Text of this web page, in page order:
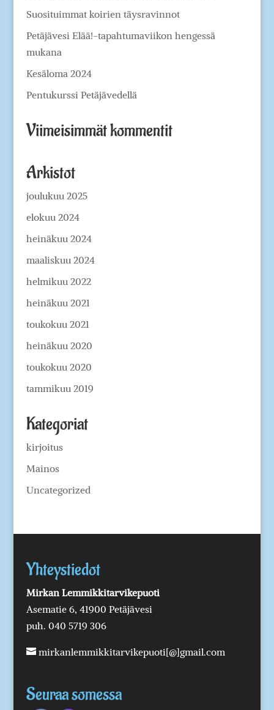
Suosituimmat koirien täysravinnot
Petäjävesi Elää!-tapahtumaviikon hengessä
mukana
Kesäloma 2024
Pentukurssi Petäjävedellä
Viimeisimmät kommentit
Arkistot
joulukuu 2025
elokuu 2024
heinäkuu 2024
maaliskuu 2024
helmikuu 2022
heinäkuu 2021
toukokuu 2021
heinäkuu 2020
toukokuu 2020
tammikuu 2019
Kategoriat
kirjoitus
Mainos
Uncategorized
Yhteystiedot
Mirkan Lemmikkitarvikepuoti
Asematie 6, 41900 Petäjävesi
puh. 040 5719 306
mirkanlemmikkitarvikepuoti[@]gmail.com
Seuraa somessa